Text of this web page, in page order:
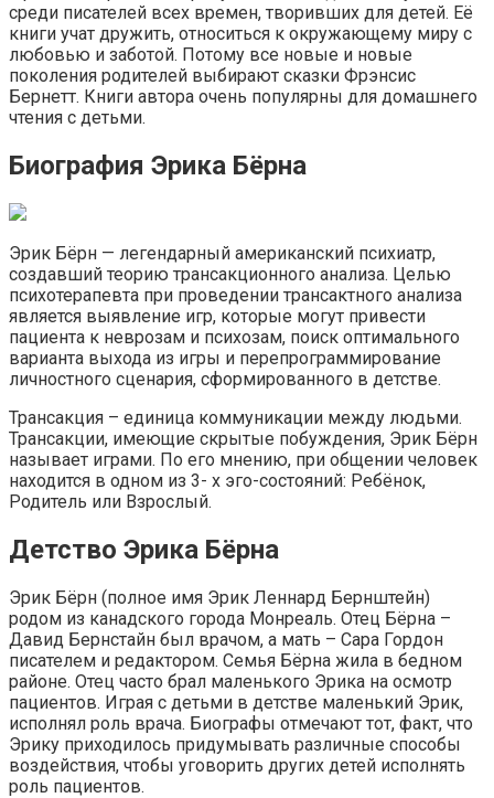
среди писателей всех времен, творивших для детей. Её
книги учат дружить, относиться к окружающему миру с
любовью и заботой. Потому все новые и новые
поколения родителей выбирают сказки Фрэнсис
Бернетт. Книги автора очень популярны для домашнего
чтения с детьми.
Биография Эрика Бёрна
Эрик Бёрн — легендарный американский психиатр,
создавший теорию трансакционного анализа. Целью
психотерапевта при проведении трансактного анализа
является выявление игр, которые могут привести
пациента к неврозам и психозам, поиск оптимального
варианта выхода из игры и перепрограммирование
личностного сценария, сформированного в детстве.
Трансакция – единица коммуникации между людьми.
Трансакции, имеющие скрытые побуждения, Эрик Бёрн
называет играми. По его мнению, при общении человек
находится в одном из 3- х эго-состояний: Ребёнок,
Родитель или Взрослый.
Детство Эрика Бёрна
Эрик Бёрн (полное имя Эрик Леннард Бернштейн)
родом из канадского города Монреаль. Отец Бёрна –
Давид Бернстайн был врачом, а мать – Сара Гордон
писателем и редактором. Семья Бёрна жила в бедном
районе. Отец часто брал маленького Эрика на осмотр
пациентов. Играя с детьми в детстве маленький Эрик,
исполнял роль врача. Биографы отмечают тот, факт, что
Эрику приходилось придумывать различные способы
воздействия, чтобы уговорить других детей исполнять
роль пациентов.